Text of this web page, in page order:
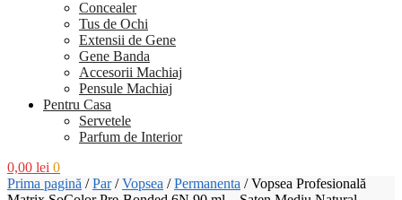
Concealer
Tus de Ochi
Extensii de Gene
Gene Banda
Accesorii Machiaj
Pensule Machiaj
Pentru Casa
Servetele
Parfum de Interior
0,00 lei 0
Prima pagină /Par/Vopsea /Permanenta /Vopsea Profesională